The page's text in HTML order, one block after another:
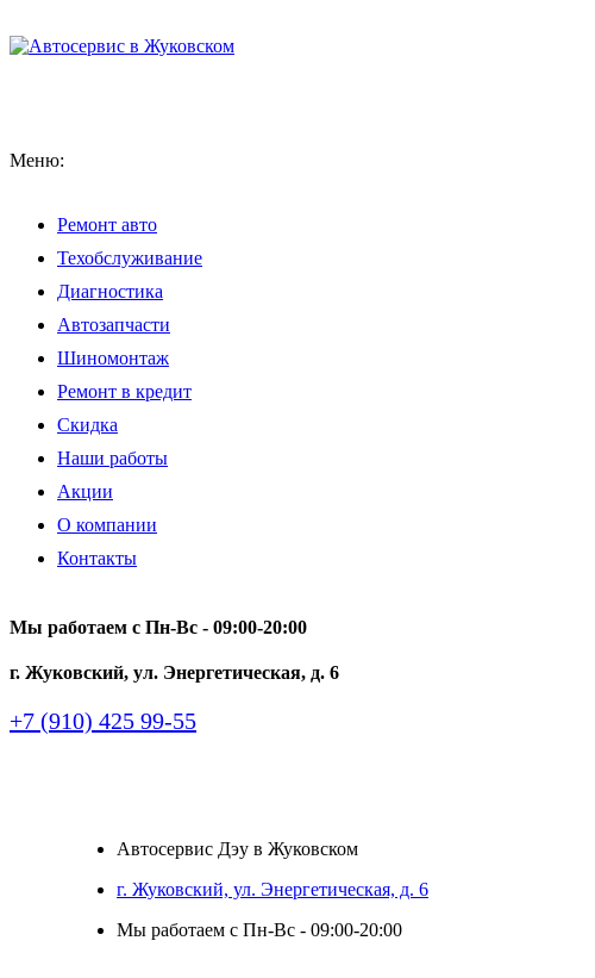
Меню:
Ремонт авто
Техобслуживание
Диагностика
Автозапчасти
Шиномонтаж
Ремонт в кредит
Скидка
Наши работы
Акции
О компании
Контакты
Мы работаем с Пн-Вc - 09:00-20:00
г. Жуковский, ул. Энергетическая, д. 6
+7 (910) 425 99-55
Автосервис Дэу в Жуковском
г. Жуковский, ул. Энергетическая, д. 6
Мы работаем с Пн-Вc - 09:00-20:00